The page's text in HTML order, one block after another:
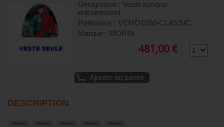
Désignation : Veste kimono
entrainement
Référence : VEMO1050-CLASSIC
Marque : MORIN
481,00 €
Ajouter au panier
DESCRIPTION